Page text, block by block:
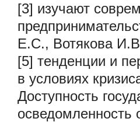
[3] изучают
Е.С., Вотякова
[5] тенденции и
в условиях
Доступность
осведомленность